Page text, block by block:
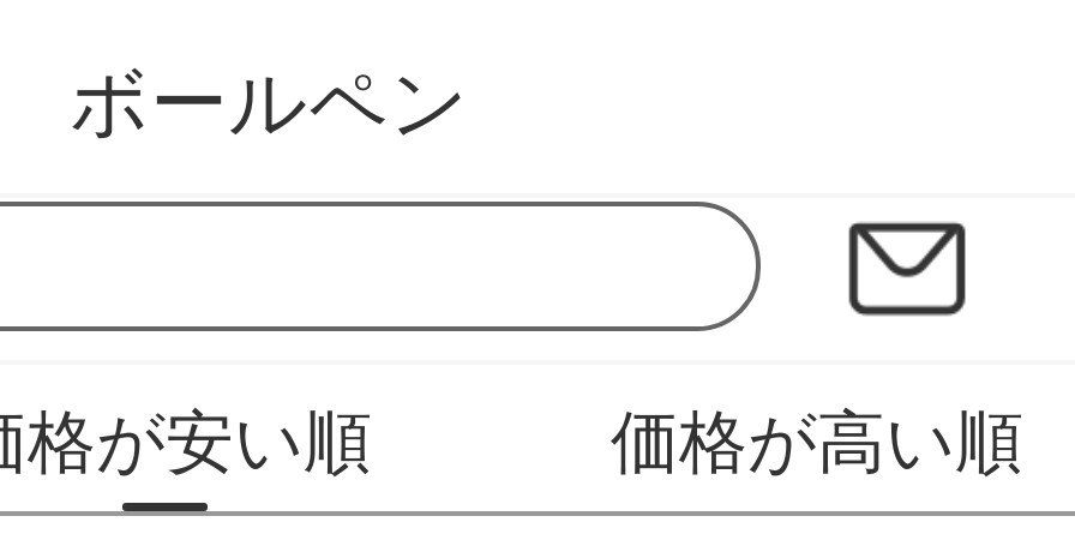
楽山文房具屋
ボールペン
格が安い順 価格が高い順